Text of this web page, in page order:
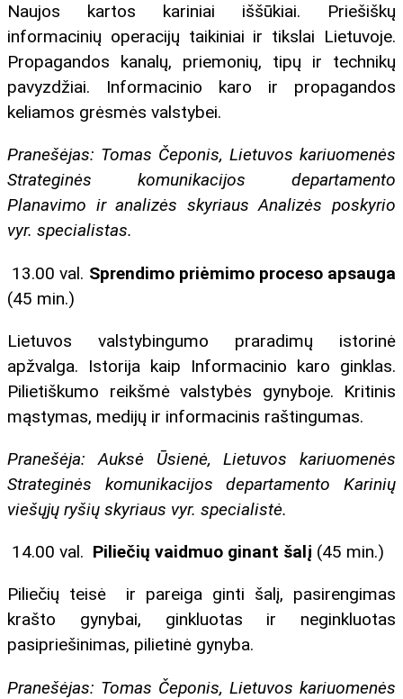
Naujos kartos kariniai iššūkiai. Priešiškų
informacinių operacijų taikiniai ir tikslai Lietuvoje.
Propagandos kanalų, priemonių, tipų ir technikų
pavyzdžiai. Informacinio karo ir propagandos
keliamos grėsmės valstybei.
Pranešėjas: Tomas Čeponis, Lietuvos kariuomenės
Strateginės komunikacijos departamento
Planavimo ir analizės skyriaus Analizės poskyrio
vyr. specialistas.
13.00 val. Sprendimo priėmimo proceso apsauga
(45 min.)
Lietuvos valstybingumo praradimų istorinė
apžvalga. Istorija kaip Informacinio karo ginklas.
Pilietiškumo reikšmė valstybės gynyboje. Kritinis
mąstymas, medijų ir informacinis raštingumas.
Pranešėja: Auksė Ūsienė, Lietuvos kariuomenės
Strateginės komunikacijos departamento Karinių
viešųjų ryšių skyriaus vyr. specialistė.
14.00 val. Piliečių vaidmuo ginant šalį (45 min.)
Piliečių teisė ir pareiga ginti šalį, pasirengimas
krašto gynybai, ginkluotas ir neginkluotas
pasipriešinimas, pilietinė gynyba.
Pranešėjas: Tomas Čeponis, Lietuvos kariuomenės